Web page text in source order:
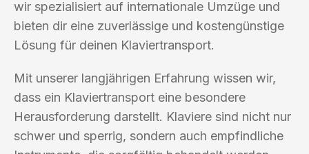
wir spezialisiert auf internationale Umzüge und
bieten dir eine zuverlässige und kostengünstige
Lösung für deinen Klaviertransport.
Mit unserer langjährigen Erfahrung wissen wir,
dass ein Klaviertransport eine besondere
Herausforderung darstellt. Klaviere sind nicht nur
schwer und sperrig, sondern auch empfindliche